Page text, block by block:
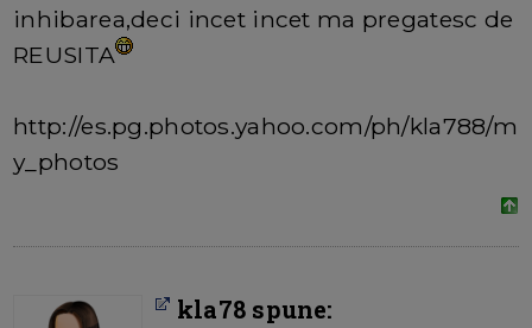
inhibarea,deci incet incet ma pregatesc de
REUSITA
http://es.pg.photos.yahoo.com/ph/kla788/m
y_photos
kla78 spune: